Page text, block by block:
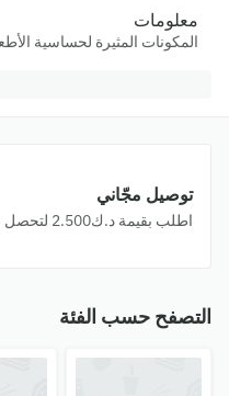
معلومات
المكونات المثيرة لحساسية
توصيل مجّاني
اطلب بقيمة ‪⁦د.ك2.500⁩‬ لتحصل على توصيل مجاني
التصفح حسب الفئة